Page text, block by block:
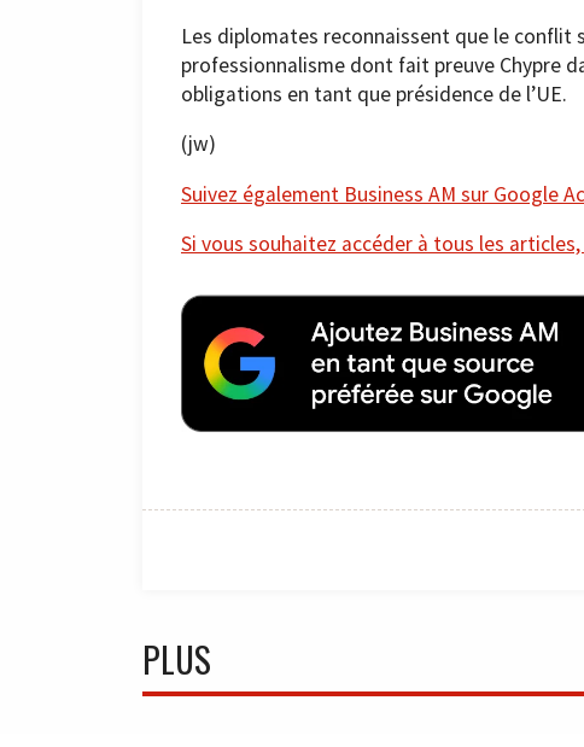
Les diplomates reconnaissent que le conflit
professionnalisme dont fait preuve Chypre
obligations en tant que présidence de l’UE.
(jw)
Suivez également Business AM sur Google
Si vous souhaitez accéder à tous les
PLUS